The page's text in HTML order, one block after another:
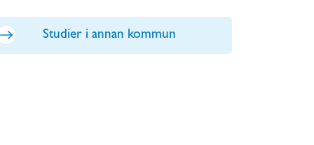
Studier i annan kommun